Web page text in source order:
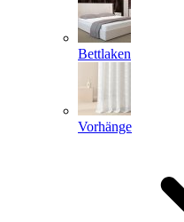
Bettlaken
Vorhänge